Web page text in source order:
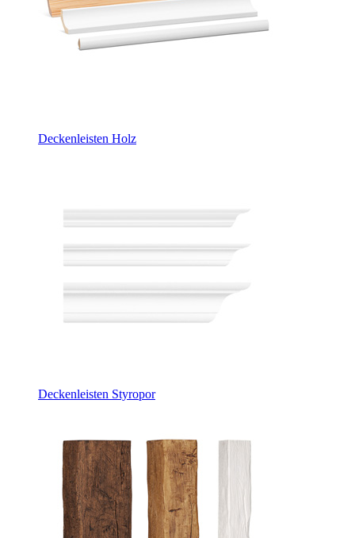
Deckenleisten Holz
Deckenleisten Styropor